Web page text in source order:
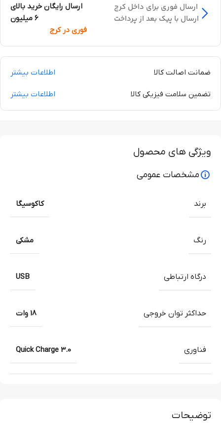
ارسال فوری برای داخل کرج
ارسال با پیک بعد از پرداخت
ارسال رایگان خرید بالای
6 میلیون
فوری در کرج
ضمانت اصالت کالا اطلاعات بیشتر
تضمین سلامت فیزیکی کالا اطلاعات بیشتر
توضیحات
ویژگی های محصول
مشخصات عمومی
برند کاکوسیگا
رنگ مشکی
درگاه ارتباطی USB
حداکثر توان خروجی 18 وات
فناوری Quick Charge 3.0